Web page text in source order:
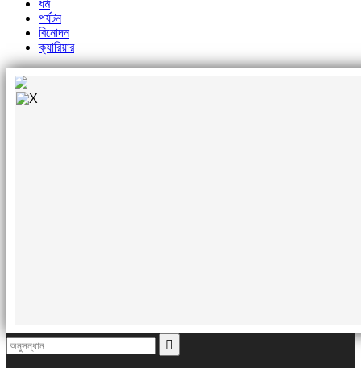
ধর্ম
পর্যটন
বিনোদন
ক্যারিয়ার